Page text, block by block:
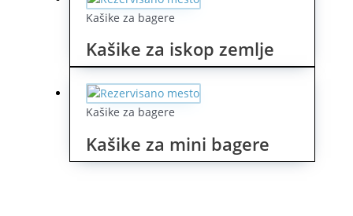
Kašike za bagere
Kašike za iskop zemlje
Kašike za bagere
Kašike za mini bagere